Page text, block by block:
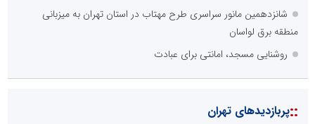
شانزدهمین مانور سراسری طرح مهتاب در استان تهران به میزبانی
منطقه برق لواسان
روشنایی مسجد، امانتی برای عبادت
::پربازدیدهای تهران